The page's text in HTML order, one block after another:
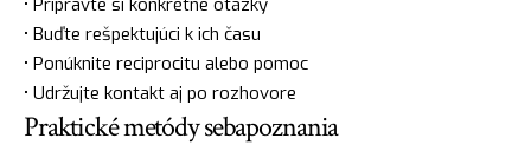
• Pripravte si konkrétne otázky
• Buďte rešpektujúci k ich času
• Ponúknite reciprocitu alebo pomoc
• Udržujte kontakt aj po rozhovore
Praktické metódy sebapoznania